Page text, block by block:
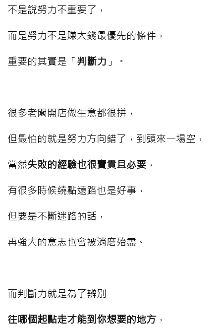
不是說努力不重要了，
而是努力不是賺大錢最優先的條件，
重要的其實是「判斷力 」。
很多老闆開店做生意都很拼，
但最怕的就是努力方向錯了，到頭來一場空，
當然失敗的經驗也很寶貴且必要 ，
有很多時候繞點遠路也是好事，
但要是不斷迷路的話，
再強大的意志也會被消磨殆盡。
而判斷力就是為了辨別
往哪個起點走才能到你想要的地方 ，